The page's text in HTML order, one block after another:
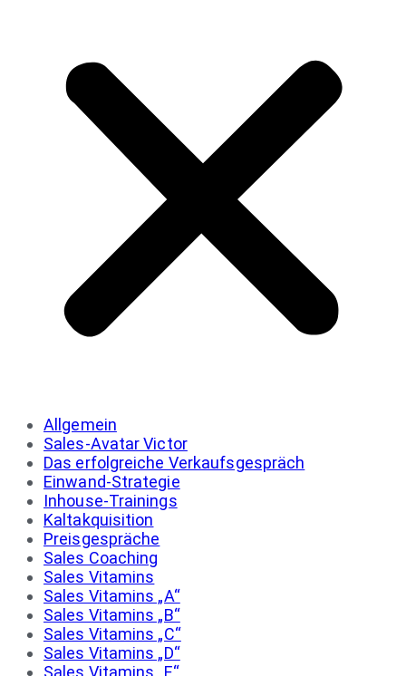
Allgemein
Sales-Avatar Victor
Das erfolgreiche Verkaufsgespräch
Einwand-Strategie
Inhouse-Trainings
Kaltakquisition
Preisgespräche
Sales Coaching
Sales Vitamins
Sales Vitamins „A“
Sales Vitamins „B“
Sales Vitamins „C“
Sales Vitamins „D“
Sales Vitamins „E“